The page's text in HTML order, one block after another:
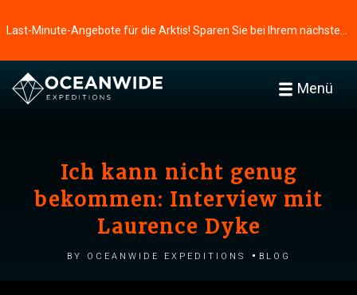
Menü
Ich kann nicht genug
bekommen: Interview mit
Laurence Dyke
by Oceanwide Expeditions Blog